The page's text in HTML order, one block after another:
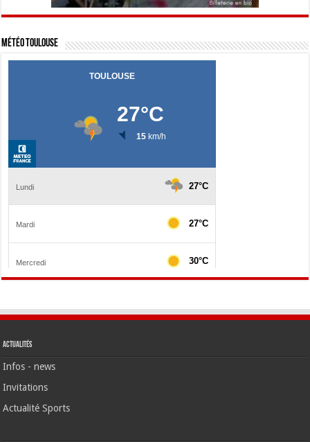
Météo Toulouse
Actualités
Infos - news
Invitations
Actualité Sports